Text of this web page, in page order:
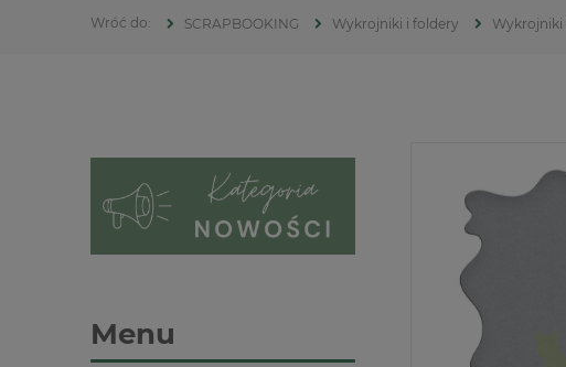
SCRAPBOOKING Wykrojniki i foldery Wykrojniki
Menu